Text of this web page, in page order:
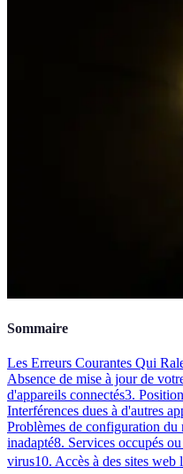
Sommaire
Les Erreurs Courantes Qui
Absence de mise à jour de
d'appareils connectés3.
Interférences dues à d'autres
Problèmes de configuration du
inadapté8. Services occupés ou
virus10. Accès à des sites web